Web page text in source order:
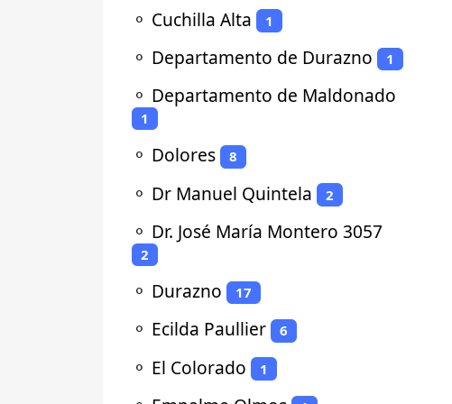
⚬ Cuchilla Alta 1
⚬ Departamento de Durazno 1
⚬ Departamento de Maldonado
1
⚬ Dolores 8
⚬ Dr Manuel Quintela 2
⚬ Dr. José María Montero 3057
2
⚬ Durazno 17
⚬ Ecilda Paullier 6
⚬ El Colorado 1